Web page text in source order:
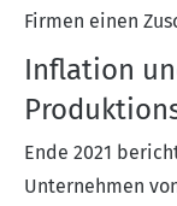
Firmen einen
Inflation
Ende 2021
Unternehmen